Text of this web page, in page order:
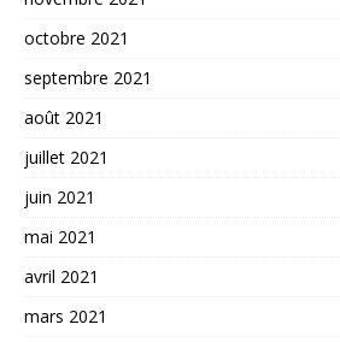
octobre 2021
septembre 2021
août 2021
juillet 2021
juin 2021
mai 2021
avril 2021
mars 2021